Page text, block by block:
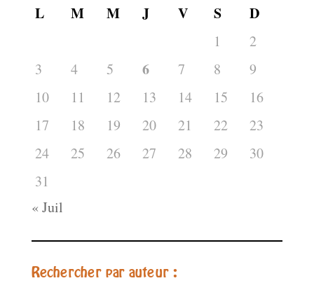
L M M J V S D
1
2
3
4 5 6 7 8
9
10
11 12 13 14 15
16
17
18 19 20 21 22
23
24
25 26 27 28 29
30
31
« Juil
Rechercher par auteur :